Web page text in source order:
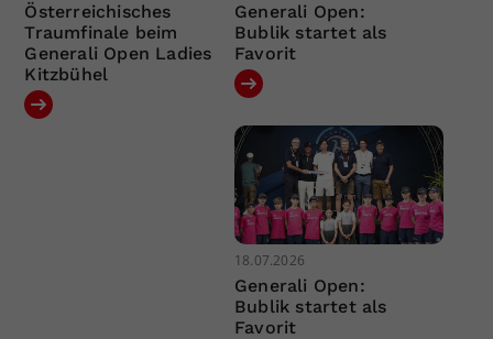
Österreichisches
Traumfinale beim
Generali Open Ladies
Kitzbühel
Generali Open:
Bublik startet als
Favorit
18.07.2026
Generali Open:
Bublik startet als
Favorit